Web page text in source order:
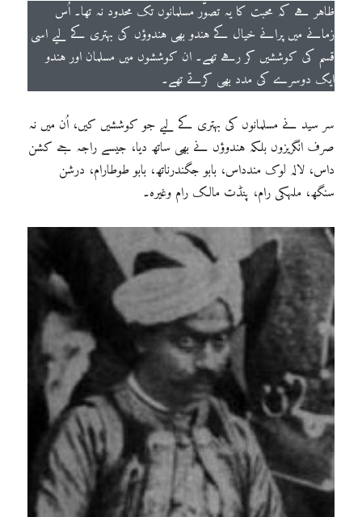
ظاہر ہے کہ محبت کا یہ تصوّر مسلمانوں تک محدود نہ تھا۔ اُس
زمانے میں پرانے خیال کے ہندو بھی ہندوؤں کی بہتری کے لیے اسی
قسم کی کوششیں کر رہے تھے۔ ان کوششوں میں مسلمان اور ہندو
ایک دوسرے کی مدد بھی کرتے تھے۔
سر سید نے مسلمانوں کی بہتری کے لیے جو کوششیں کیں، اُن میں نہ
صرف انگریزوں بلکہ ہندوؤں نے بھی ساتھ دیا، جیسے راجہ جے کشن
داس، لالہ لوک مندداس، بابو جگندرناتھ، بابو طوطارام، درشن
سنگھ، ملہکی رام، پنڈت مالک رام وغیرہ۔